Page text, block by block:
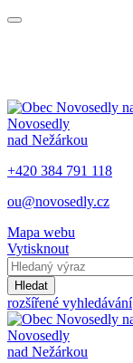
Novosedly
nad Nežárkou
+420 384 791 118
ou@novosedly.cz
Mapa webu
Vytisknout
Hledat
rozšířené vyhledávání
Novosedly
nad Nežárkou